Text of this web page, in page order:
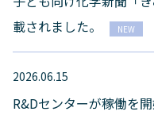
載されました。
NEW
2026.06.15
R&Dセンターが稼働を